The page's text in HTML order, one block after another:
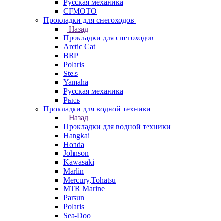
Русская механика
СFMOTO
Прокладки для снегоходов
Назад
Прокладки для снегоходов
Arctic Cat
BRP
Polaris
Stels
Yamaha
Русская механика
Рысь
Прокладки для водной техники
Назад
Прокладки для водной техники
Hangkai
Honda
Johnson
Kawasaki
Marlin
Mercury,Tohatsu
MTR Marine
Parsun
Polaris
Sea-Doo